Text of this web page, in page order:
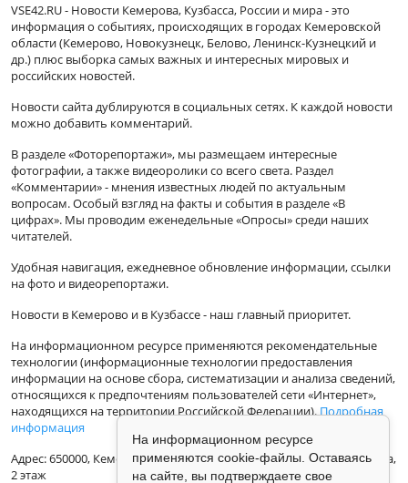
VSE42.RU - Новости Кемерова, Кузбасса, России и мира - это
информация о событиях, происходящих в городах Кемеровской
области (Кемерово, Новокузнецк, Белово, Ленинск-Кузнецкий и
др.) плюс выборка самых важных и интересных мировых и
российских новостей.
Новости сайта дублируются в социальных сетях. К каждой новости
можно добавить комментарий.
В разделе «Фоторепортажи», мы размещаем интересные
фотографии, а также видеоролики со всего света. Раздел
«Комментарии» - мнения известных людей по актуальным
вопросам. Особый взгляд на факты и события в разделе «В
цифрах». Мы проводим еженедельные «Опросы» среди наших
читателей.
Удобная навигация, ежедневное обновление информации, ссылки
на фото и видеорепортажи.
Новости в Кемерово и в Кузбассе - наш главный приоритет.
На информационном ресурсе применяются рекомендательные
технологии (информационные технологии предоставления
информации на основе сбора, систематизации и анализа сведений,
относящихся к предпочтениям пользователей сети «Интернет»,
находящихся на территории Российской Федерации).Подробная
информация
Адрес: 650000, Кемеровская Область, г.Кемерово, ул.Кузбасская 33а,
2 этаж
На информационном ресурсе
применяются cookie-файлы. Оставаясь
на сайте, вы подтверждаете свое